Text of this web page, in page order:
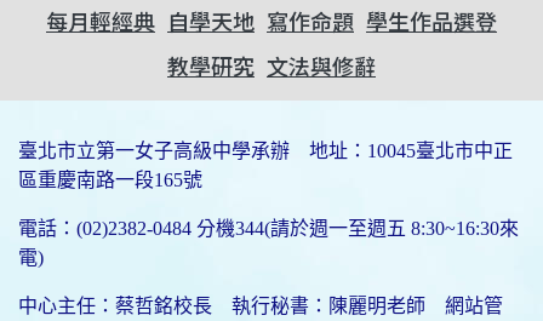
每月輕經典 自學天地 寫作命題 學生作品選登
教學研究 文法與修辭
臺北市立第一女子高級中學承辦 地址：10045臺北市中正
區重慶南路一段165號
電話：(02)2382-0484 分機344(請於週一至週五 8:30~16:30來
電)
中心主任：蔡哲銘校長 執行秘書：陳麗明老師 網站管